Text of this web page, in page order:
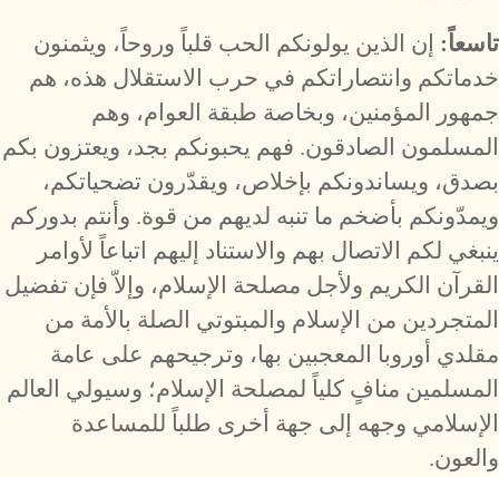
تاسعاً: إن الذين يولونكم الحب قلباً وروحاً، ويثمنون
خدماتكم وانتصاراتكم في حرب الاستقلال هذه، هم
جمهور المؤمنين، وبخاصة طبقة العوام، وهم
المسلمون الصادقون. فهم يحبونكم بجد، ويعتزون بكم
بصدق، ويساندونكم بإخلاص، ويقدّرون تضحياتكم،
ويمدّونكم بأضخم ما تنبه لديهم من قوة. وأنتم بدوركم
ينبغي لكم الاتصال بهم والاستناد إليهم اتباعاً لأوامر
القرآن الكريم ولأجل مصلحة الإسلام، وإلاّ فإن تفضيل
المتجردين من الإسلام والمبتوتي الصلة بالأمة من
مقلدي أوروبا المعجبين بها، وترجيحهم على عامة
المسلمين منافٍ كلياً لمصلحة الإسلام؛ وسيولي العالم
الإسلامي وجهه إلى جهة أخرى طلباً للمساعدة
والعون.